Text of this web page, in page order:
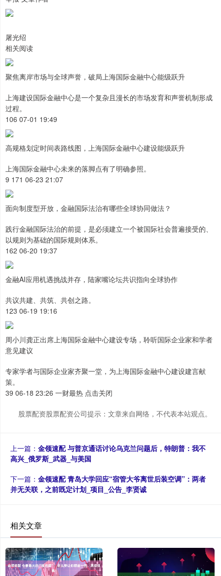
屠光绍
相关阅读
聚焦离岸市场与全球声誉，破局上海国际金融中心能级跃升
上海建设国际金融中心是一个复杂且漫长的市场发育和声誉机制形成
过程。
106 07-01 19:49
高规格划定时间表路线图，上海国际金融中心建设能级跃升
上海国际金融中心未来的落脚点有了明确参照。
9 171 06-23 21:07
面向制度型开放，金融国际法治有哪些全球协同做法？
践行金融国际法治的前提，是必须建立一个被国际社会普遍接受的、
以规则为基础的国际规则体系。
162 06-20 19:37
金融AI应用机遇挑战并存，陆家嘴论坛共识指向全球协作
共议共建、共筑、共创之路。
123 06-19 19:16
周小川龚正出席上海国际金融中心建设专场，聆听国际企业家和学者
意见建议
专家学者与国际企业家齐聚一堂，为上海国际金融中心建设建言献
策。
39 06-18 23:26 一财最热 点击关闭
股票配资股票配资公司提示：文章来自网络，不代表本站观点。
上一篇： 金领速配 与普京通话讨论乌克兰问题后，特朗普：我不
高兴_俄罗斯_武器_与美国
下一篇： 金领速配 青岛大学回应“宿管大爷离世后装空调”：两者
并无关联，之前既定计划_项目_公告_李贤诚
相关文章